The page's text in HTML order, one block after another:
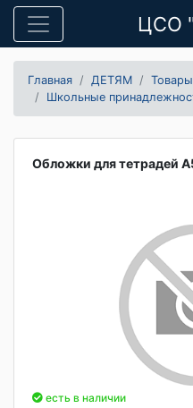
ЦСО
Главная ДЕТЯМ
Школьные
Обложки для тетрадей
есть в наличии